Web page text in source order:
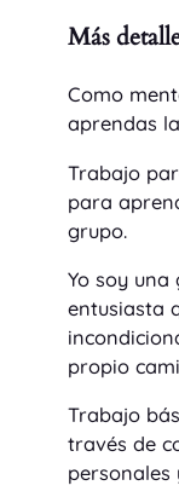
Más
Como
aprendas
Trabajo
para
grupo.
Yo soy una
entusiasta
propio
Trabajo
través de
personales